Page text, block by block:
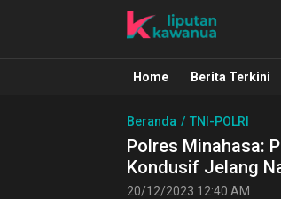
Liputan Kawanua
Berita Manado,
Home Berita Terkini
Beranda TNI-POLRI
Polres Minahasa:
Kondusif Jelang
20/12/2023 12:40 AM